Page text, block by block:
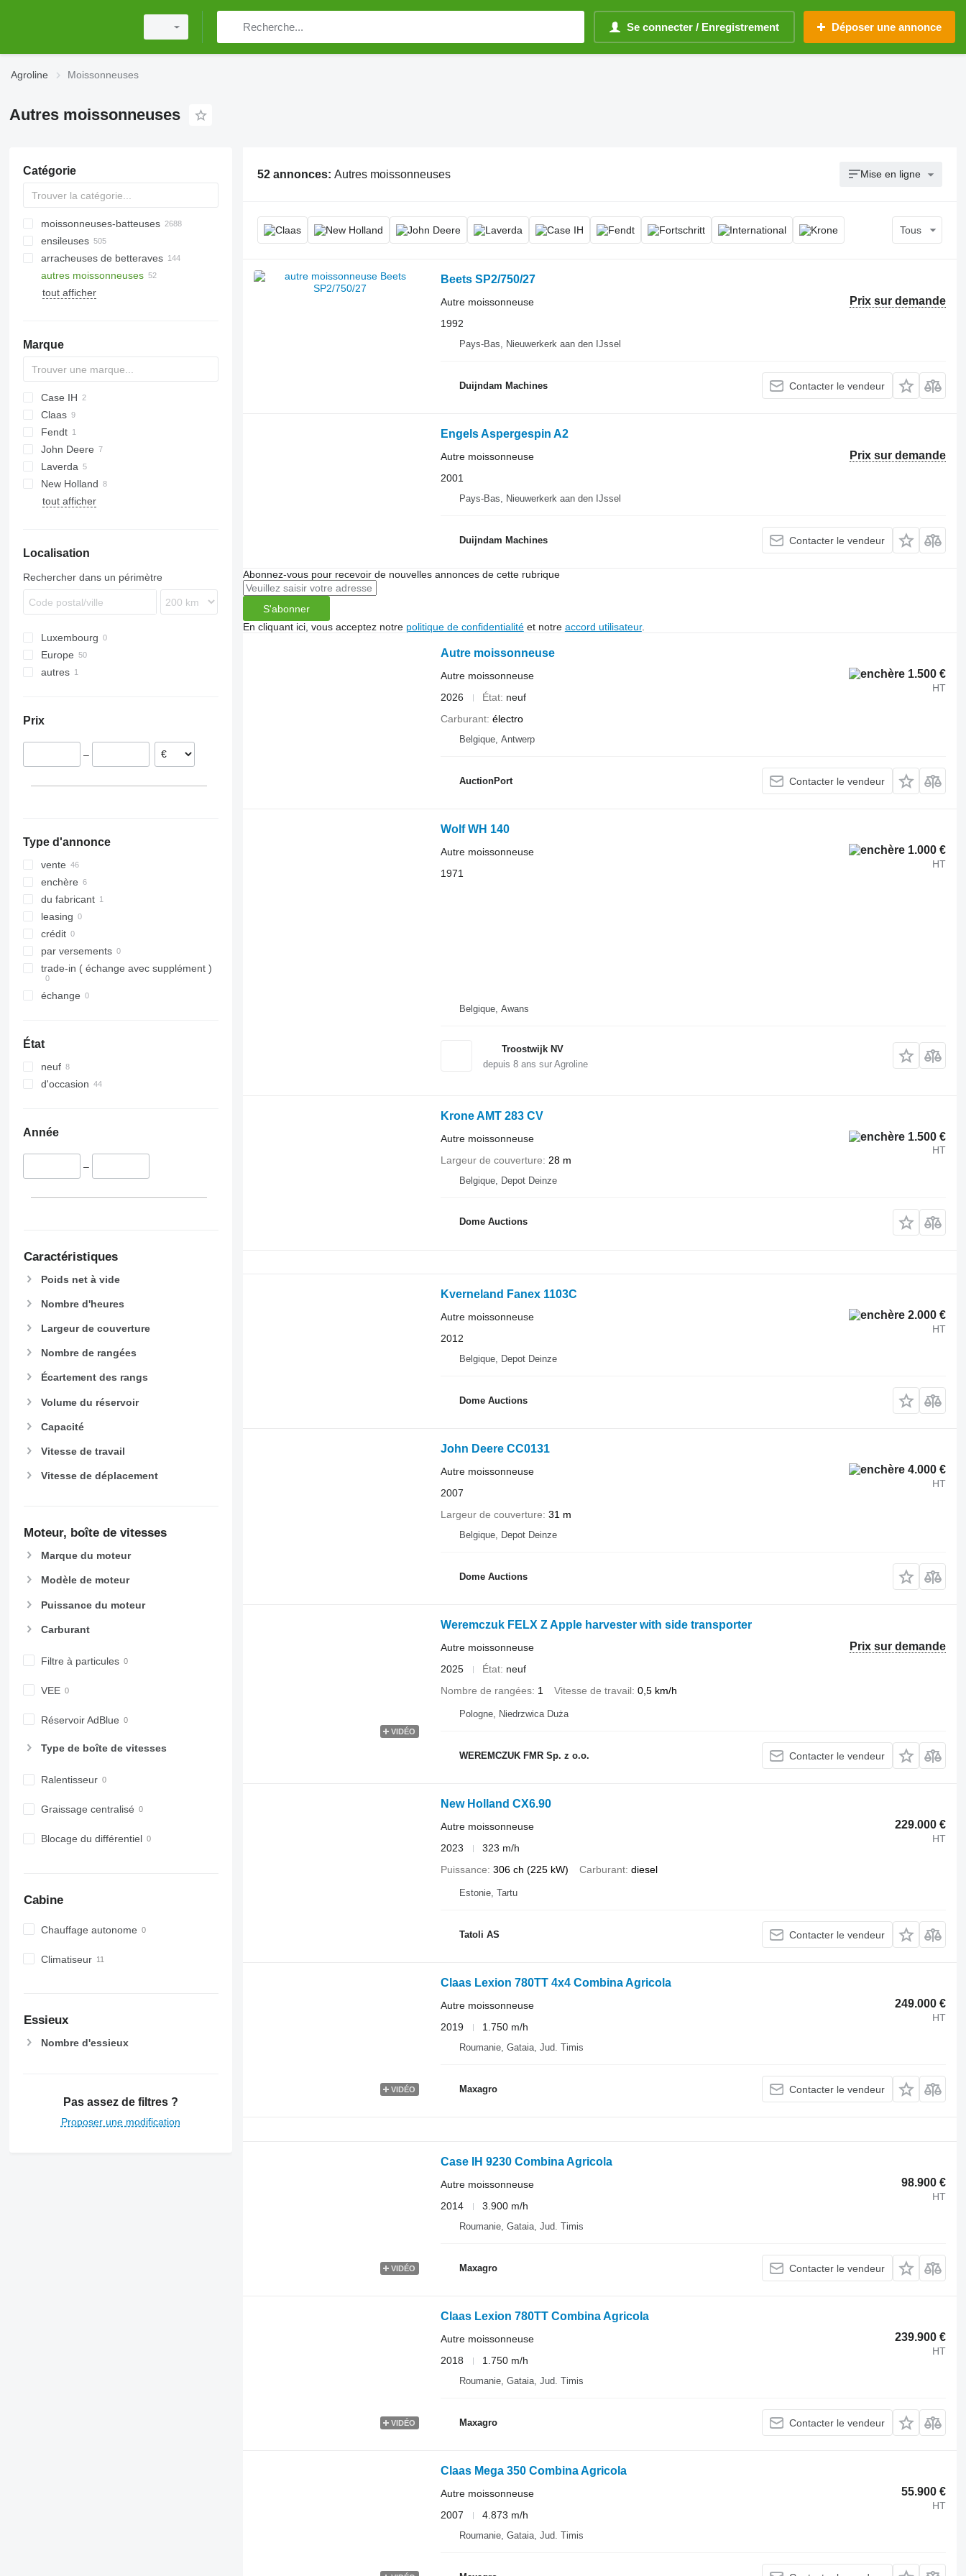
Se connecter / Enregistrement Déposer une annonce
Agroline Moissonneuses
Autres moissonneuses
Catégorie
moissonneuses-batteuses
ensileuses
arracheuses de betteraves
autres moissonneuses
tout afficher
Marque
Case IH
5130
9230
Claas
C-series
Dominator
Lexion
Mega
Tucano
Fendt
John Deere
625R
1470
9640
AMT
Laverda
3500
3550
New Holland
CR
tout afficher
Localisation
Rechercher dans un périmètre
Luxembourg
Europe
Pays-Bas
Pologne
Lituanie
autres
Prix
–
Type d'annonce
vente
enchère
du fabricant
leasing
crédit
par versements
trade-in ( échange avec supplément )
échange
État
neuf
d'occasion
Année
–
Caractéristiques
Poids net à vide
Nombre d'heures
Largeur de couverture
Nombre de rangées
Écartement des rangs
Volume du réservoir
Capacité
Vitesse de travail
Vitesse de déplacement
Moteur, boîte de vitesses
Marque du moteur
Modèle de moteur
Puissance du moteur
Carburant
Filtre à particules
VEE
Réservoir AdBlue
Type de boîte de vitesses
Ralentisseur
Graissage centralisé
Blocage du différentiel
Cabine
Chauffage autonome
Climatiseur
Essieux
Nombre d'essieux
Pas assez de filtres ?
Proposer une modification
52 annonces: Autres moissonneuses Mise en ligne
Tous
Beets SP2/750/27
Prix sur demande
Autre moissonneuse
1992
Pays-Bas, Nieuwerkerk aan den IJssel
Duijndam Machines Contacter le vendeur
Engels Aspergespin A2
Prix sur demande
Autre moissonneuse
2001
Pays-Bas, Nieuwerkerk aan den IJssel
Duijndam Machines Contacter le vendeur
Abonnez-vous pour recevoir de nouvelles annonces de cette rubrique
S'abonner
En cliquant ici, vous acceptez notre politique de confidentialitéet notre accord utilisateur.
Autre moissonneuse
1.500 €
HT
Autre moissonneuse
2026
État neuf
Carburant électro
Belgique, Antwerp
AuctionPort Contacter le vendeur
Wolf WH 140
1.000 €
HT
Autre moissonneuse
1971
Belgique, Awans
Troostwijk NV
depuis 8ans sur Agroline
Krone AMT 283 CV
1.500 €
HT
Autre moissonneuse
Largeur de couverture
28 m
Belgique, Depot Deinze
Dome Auctions
Kverneland Fanex 1103C
2.000 €
HT
Autre moissonneuse
2012
Belgique, Depot Deinze
Dome Auctions
John Deere CC0131
4.000 €
HT
Autre moissonneuse
2007
Largeur de couverture 31 m
Belgique, Depot Deinze
Dome Auctions
VIDÉO
Weremczuk FELX Z Apple harvester with side transporter
Prix sur demande
Autre moissonneuse
2025
État neuf
Nombre de rangées 1 Vitesse de travail 0,5 km/h
Pologne, Niedrzwica Duża
WEREMCZUK FMR Sp. z o.o. Contacter le vendeur
New Holland CX6.90
229.000 €
HT
Autre moissonneuse
2023
323 m/h
Puissance 306 ch (225 kW) Carburant diesel
Estonie, Tartu
Tatoli AS Contacter le vendeur
VIDÉO
Claas Lexion 780TT 4x4 Combina Agricola
249.000 €
HT
Autre moissonneuse
2019
1.750 m/h
Roumanie, Gataia, Jud. Timis
Maxagro Contacter le vendeur
VIDÉO
Case IH 9230 Combina Agricola
98.900 €
HT
Autre moissonneuse
2014
3.900 m/h
Roumanie, Gataia, Jud. Timis
Maxagro Contacter le vendeur
VIDÉO
Claas Lexion 780TT Combina Agricola
239.900 €
HT
Autre moissonneuse
2018
1.750 m/h
Roumanie, Gataia, Jud. Timis
Maxagro Contacter le vendeur
Claas Mega 350 Combina Agricola
55.900 €
HT
Autre moissonneuse
2007
4.873 m/h
Roumanie, Gataia, Jud. Timis